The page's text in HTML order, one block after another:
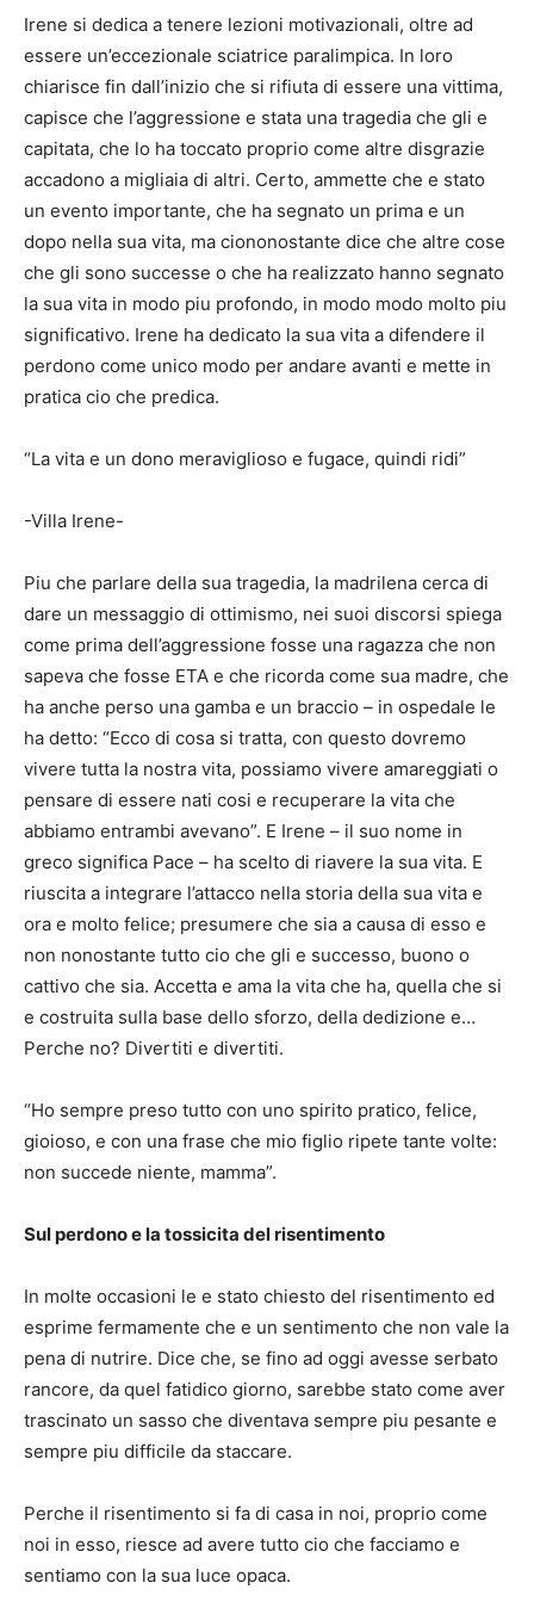
Irene si dedica a tenere lezioni motivazionali, oltre ad
essere un’eccezionale sciatrice paralimpica. In loro
chiarisce fin dall’inizio che si rifiuta di essere una vittima,
capisce che l’aggressione e stata una tragedia che gli e
capitata, che lo ha toccato proprio come altre disgrazie
accadono a migliaia di altri. Certo, ammette che e stato
un evento importante, che ha segnato un prima e un
dopo nella sua vita, ma ciononostante dice che altre cose
che gli sono successe o che ha realizzato hanno segnato
la sua vita in modo piu profondo, in modo modo molto piu
significativo. Irene ha dedicato la sua vita a difendere il
perdono come unico modo per andare avanti e mette in
pratica cio che predica.
“La vita e un dono meraviglioso e fugace, quindi ridi”
-Villa Irene-
Piu che parlare della sua tragedia, la madrilena cerca di
dare un messaggio di ottimismo, nei suoi discorsi spiega
come prima dell’aggressione fosse una ragazza che non
sapeva che fosse ETA e che ricorda come sua madre, che
ha anche perso una gamba e un braccio – in ospedale le
ha detto: “Ecco di cosa si tratta, con questo dovremo
vivere tutta la nostra vita, possiamo vivere amareggiati o
pensare di essere nati cosi e recuperare la vita che
abbiamo entrambi avevano”. E Irene – il suo nome in
greco significa Pace – ha scelto di riavere la sua vita. E
riuscita a integrare l’attacco nella storia della sua vita e
ora e molto felice; presumere che sia a causa di esso e
non nonostante tutto cio che gli e successo, buono o
cattivo che sia. Accetta e ama la vita che ha, quella che si
e costruita sulla base dello sforzo, della dedizione e…
Perche no? Divertiti e divertiti.
“Ho sempre preso tutto con uno spirito pratico, felice,
gioioso, e con una frase che mio figlio ripete tante volte:
non succede niente, mamma”.
Sul perdono e la tossicita del risentimento
In molte occasioni le e stato chiesto del risentimento ed
esprime fermamente che e un sentimento che non vale la
pena di nutrire. Dice che, se fino ad oggi avesse serbato
rancore, da quel fatidico giorno, sarebbe stato come aver
trascinato un sasso che diventava sempre piu pesante e
sempre piu difficile da staccare.
Perche il risentimento si fa di casa in noi, proprio come
noi in esso, riesce ad avere tutto cio che facciamo e
sentiamo con la sua luce opaca.